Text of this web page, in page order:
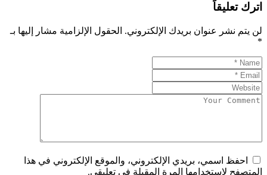
اترك تعليقاً
لن يتم نشر عنوان بريدك الإلكتروني. الحقول الإلزامية مشار إليها بـ
*
احفظ اسمي، بريدي الإلكتروني، والموقع الإلكتروني في هذا
المتصفح لاستخدامها المرة المقبلة في تعليقي.